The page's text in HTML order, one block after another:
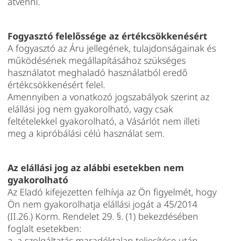
Fogyasztó felelőssége az értékcsökkenésért
A fogyasztó az Áru jellegének, tulajdonságainak és
működésének megállapításához szükséges
használatot meghaladó használatból eredő
értékcsökkenésért felel.
Amennyiben a vonatkozó jogszabályok szerint az
elállási jog nem gyakorolható, vagy csak
feltételekkel gyakorolható, a Vásárlót nem illeti
meg a kipróbálási célú használat sem.
Az elállási jog az alábbi esetekben nem
gyakorolható
Az Eladó kifejezetten felhívja az Ön figyelmét, hogy
Ön nem gyakorolhatja elállási jogát a 45/2014
(II.26.) Korm. Rendelet 29. §. (1) bekezdésében
foglalt esetekben: